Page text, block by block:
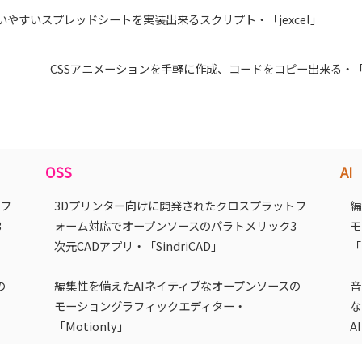
やすいスプレッドシートを実装出来るスクリプト・「jexcel」
CSSアニメーションを手軽に作成、コードをコピー出来る・
OSS
3Dプリンター向けに開発されたクロスプラットフ
ォーム対応でオープンソースのパラトメリック3
次元CADアプリ・「SindriCAD」
編集性を備えたAIネイティブなオープンソースの
モーショングラフィックエディター・
「Motionly」
AI